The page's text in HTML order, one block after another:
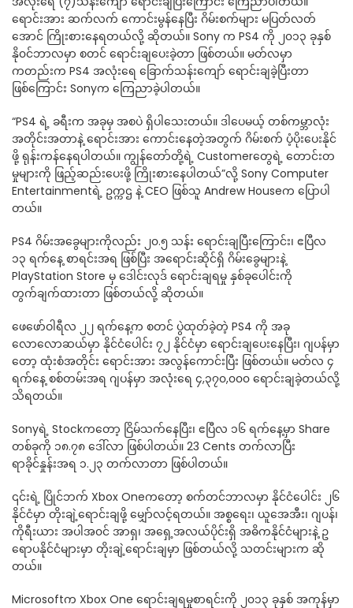
ရောင်းအား ဆက်လက် ကောင်းမွန်နေပြီး ဂိမ်းစက်များ မပြတ်လတ်
အောင် ကြိုးစားနေရတယ်လို့ ဆိုတယ်။ Sony က PS4 ကို ၂၀၁၃ ခုနှစ်
နို၀င်ဘာလမှာ စတင် ရောင်းချပေးခဲ့တာ ဖြစ်တယ်။ မတ်လမှာ
ကတည်းက PS4 အလုံးရေ ခြောက်သန်းကျော် ရောင်းချခဲ့ပြီးတာ
ဖြစ်ကြောင်း Sonyက ကြေညာခဲ့ပါတယ်။
“PS4 ရဲ့ ခရီးက အခုမှ အစပဲ ရှိပါသေးတယ်။ ဒါပေမယ့် တစ်ကမ္ဘာလုံး
အတိုင်းအတာနဲ့ ရောင်းအား ကောင်းနေတဲ့အတွက် ဂိမ်းစက် ပံ့ပိုးပေးနိုင်
ဖို့ ရုန်းကန်နေရပါတယ်။ ကျွန်တော်တို့ရဲ့ Customerတွေရဲ့ တောင်းတ
မှုများကို ဖြည့်ဆည်းပေးဖို့ ကြိုးစားနေပါတယ်”လို့ Sony Computer
Entertainmentရဲ့ ဥက္ကဌ နဲ့ CEO ဖြစ်သူ Andrew Houseက ပြောပါ
တယ်။
PS4 ဂိမ်းအခွေများကိုလည်း ၂၀.၅ သန်း ရောင်းချပြီးကြောင်း၊ ဧပြီလ
၁၃ ရက်နေ့ စာရင်းအရ ဖြစ်ပြီး အရောင်းဆိုင်ရှိ ဂိမ်းခွေများနဲ့
PlayStation Store မှ ဒေါင်းလုဒ် ရောင်းချရမှု နှစ်ခုပေါင်းကို
တွက်ချက်ထားတာ ဖြစ်တယ်လို့ ဆိုတယ်။
ဖေဖော်ဝါရီလ ၂၂ ရက်နေ့က စတင် ပွဲထုတ်ခဲ့တဲ့ PS4 ကို အခု
လောလောဆယ်မှာ နိုင်ငံပေါင်း ၇၂ နိုင်ငံမှာ ရောင်းချပေးနေပြီး၊ ဂျပန်မှာ
တော့ ထုံးစံအတိုင်း ရောင်းအား အလွန်ကောင်းပြီး ဖြစ်တယ်။ မတ်လ ၄
ရက်နေ့ စစ်တမ်းအရ ဂျပန်မှာ အလုံးရေ ၄,၃၇၀,၀၀၀ ရောင်းချခဲ့တယ်လို့
သိရတယ်။
Sonyရဲ့ Stockကတော့ ငြိမ်သက်နေပြီး၊ ဧပြီလ ၁၆ ရက်နေ့မှာ Share
တစ်ခုကို ၁၈.၇၈ ဒေါ်လာ ဖြစ်ပါတယ်။ 23 Cents တက်လာပြီး
ရာခိုင်နှုန်းအရ ၁.၂၃ တက်လာတာ ဖြစ်ပါတယ်။
၎င်းရဲ့ ပြိုင်ဘက် Xbox Oneကတော့ စက်တင်ဘာလမှာ နိုင်ငံပေါင်း ၂၆
နိုင်ငံမှာ တိုးချဲ့ရောင်းချဖို့ မျှော်လင့်ရတယ်။ အစ္စရေး၊ ယူအေအီး၊ ဂျပန်၊
ကိုရီးယား အပါအ၀င် အာရှ၊ အရှေ့အလယ်ပိုင်းရှိ အဓိကနိုင်ငံများနဲ့ ဥ
ရောပနိုင်ငံများမှာ တိုးချဲ့ရောင်းချမှာ ဖြစ်တယ်လို့ သတင်းများက ဆို
တယ်။
Microsoftက Xbox One ရောင်းချရမှုစာရင်းကို ၂၀၁၃ ခုနှစ် အကုန်မှာ